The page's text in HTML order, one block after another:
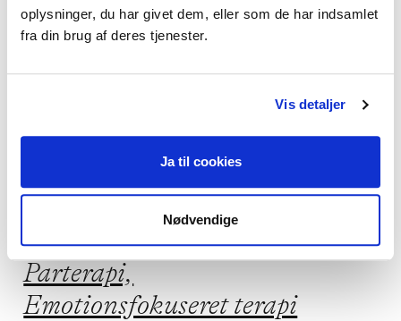
oplysninger, du har givet dem, eller som de har indsamlet
fra din brug af deres tjenester.
Vis detaljer
Ja til cookies
Nødvendige
Jeg kan hjælpe dig med
Jeg praktiserer følgende
terapiformer
Parterapi,
Emotionsfokuseret terapi